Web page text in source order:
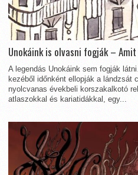
Unokáink is olvasni fogják –
A legendás Unokáink sem fogják
kezéből időnként ellopják a
nyolcvanas évekbeli korszakalkotó
atlaszokkal és kariatidákkal, egy...